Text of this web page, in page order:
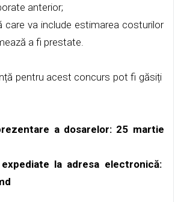
anterior;
care va include estimarea costurilor
a fi prestate.
pentru acest concurs pot fi găsiți
a dosarelor: 25 martie
la adresa electronică: